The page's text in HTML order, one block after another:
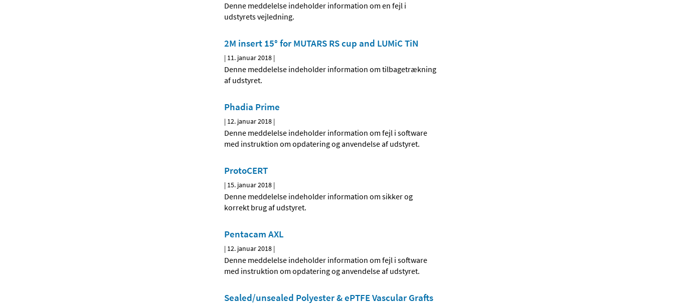
Denne meddelelse indeholder information om en fejl i
udstyrets vejledning.
2M insert 15° for MUTARS RS cup and LUMiC TiN
| 11. januar 2018 |
Denne meddelelse indeholder information om tilbagetrækning
af udstyret.
Phadia Prime
| 12. januar 2018 |
Denne meddelelse indeholder information om fejl i software
med instruktion om opdatering og anvendelse af udstyret.
ProtoCERT
| 15. januar 2018 |
Denne meddelelse indeholder information om sikker og
korrekt brug af udstyret.
Pentacam AXL
| 12. januar 2018 |
Denne meddelelse indeholder information om fejl i software
med instruktion om opdatering og anvendelse af udstyret.
Sealed/unsealed Polyester & ePTFE Vascular Grafts